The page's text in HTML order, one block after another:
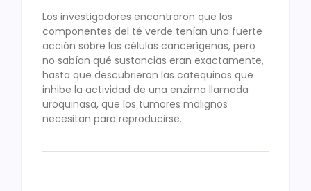
Los investigadores encontraron que los
componentes del té verde tenían una fuerte
acción sobre las células cancerígenas, pero
no sabían qué sustancias eran exactamente,
hasta que descubrieron las catequinas que
inhibe la actividad de una enzima llamada
uroquinasa, que los tumores malignos
necesitan para reproducirse.